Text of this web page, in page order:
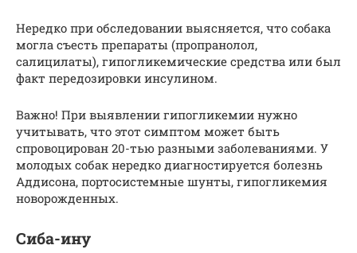
Нередко при обследовании выясняется, что собака
могла съесть препараты (пропранолол,
салицилаты), гипогликемические средства или был
факт передозировки инсулином.
Важно! При выявлении гипогликемии нужно
учитывать, что этот симптом может быть
спровоцирован 20-тью разными заболеваниями. У
молодых собак нередко диагностируется болезнь
Аддисона, портосистемные шунты, гипогликемия
новорожденных.
Сиба-ину